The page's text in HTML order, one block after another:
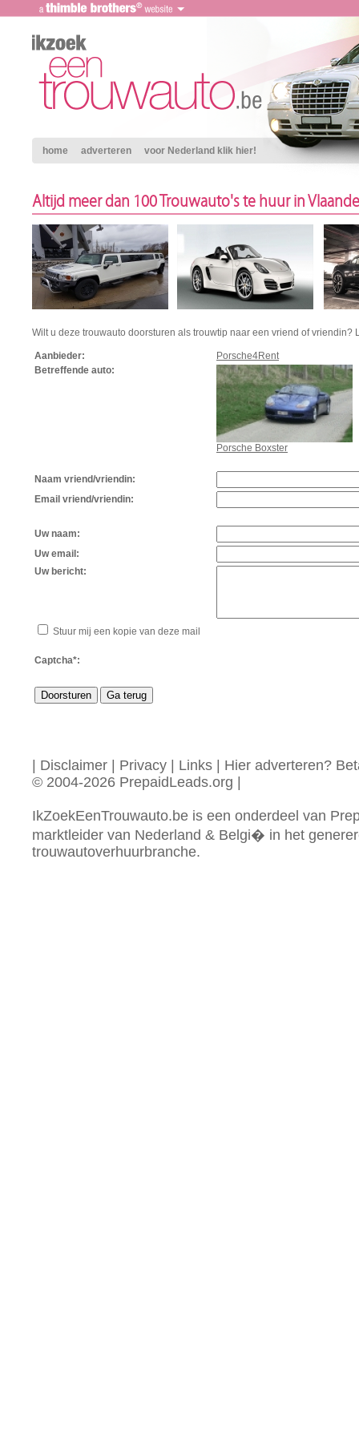
home adverteren voor Nederland klik hier!
Altijd meer dan 100 Trouwauto's te huur in
Wilt u deze trouwauto doorsturen als trouwtip naar een vriend of vriendin?
Aanbieder:
Porsche4Rent
Betreffende auto:
Porsche Boxster
Naam vriend/vriendin:
Email vriend/vriendin:
Uw naam:
Uw email:
Uw bericht:
Stuur mij een kopie van deze mail
Captcha*:
Disclaimer Privacy Links
Hier adverteren?
© 2004-2026 PrepaidLeads.org
IkZoekEenTrouwauto.be is een onderdeel van
marktleider van Nederland & Belgi� in het
trouwautoverhuurbranche.